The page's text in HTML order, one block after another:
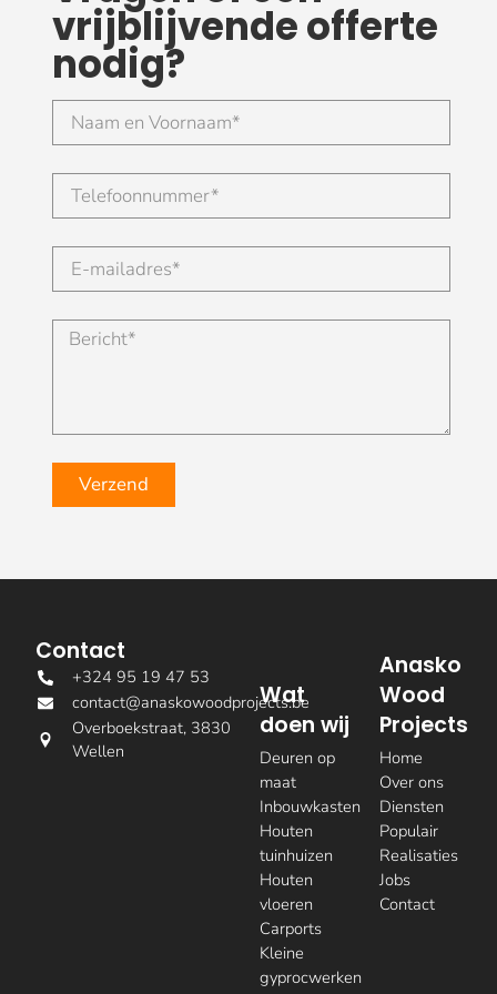
vrijblijvende offerte
nodig?
Verzend
Anasko
Wood
Projects
Home
Over ons
Diensten
Populair
Realisaties
Jobs
Contact
Wat
doen wij
Deuren op
maat
Inbouwkasten
Houten
tuinhuizen
Houten
vloeren
Carports
Kleine
gyprocwerken
Contact
+324 95 19 47 53
contact@anaskowoodprojects.be
Overboekstraat, 3830
Wellen